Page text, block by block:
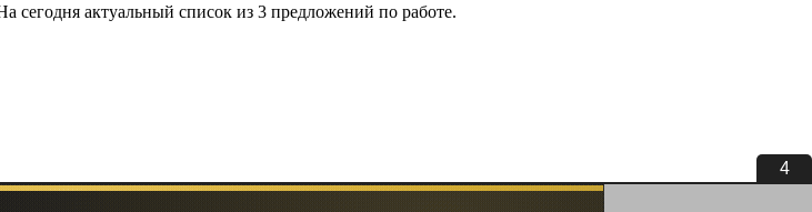
сегодня актуальный список из 3 предложений по работе.
4